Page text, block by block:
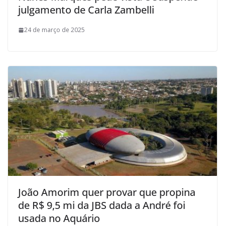
julgamento de Carla Zambelli
24 de março de 2025
João Amorim quer provar que propina
de R$ 9,5 mi da JBS dada a André foi
usada no Aquário